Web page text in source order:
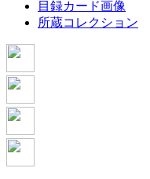
目録カード画像
所蔵コレクション